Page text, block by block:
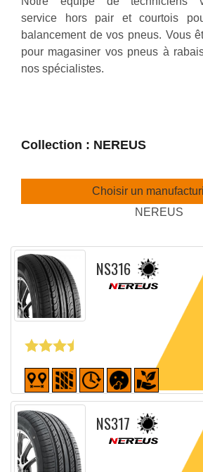
service hors pair et courtois
balancement de vos pneus. Vous
pour magasiner vos pneus à
nos spécialistes.
Collection : NEREUS
Choisir un
NEREUS
NS316
NS317